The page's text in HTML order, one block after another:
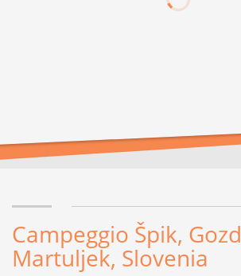
Campeggio Špik, Gozd
Martuljek, Slovenia